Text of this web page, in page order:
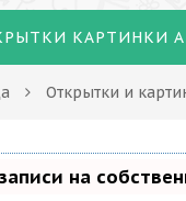
КАРТИНКИ
Открытки и
на